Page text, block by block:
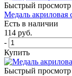
Быстрый просмотр
Медаль акриловая
Есть в наличии
114 руб.
-
Купить
Быстрый просмотр